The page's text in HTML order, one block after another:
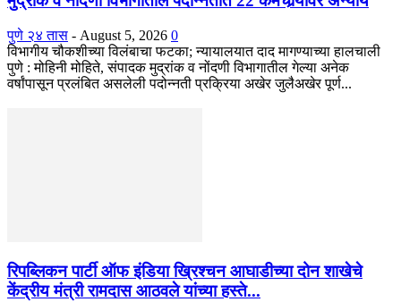
पुणे २४ तास - August 5, 2026 0
विभागीय चौकशीच्या विलंबाचा फटका; न्यायालयात दाद मागण्याच्या हालचाली
पुणे : मोहिनी मोहिते, संपादक मुद्रांक व नोंदणी विभागातील गेल्या अनेक
वर्षांपासून प्रलंबित असलेली पदोन्नती प्रक्रिया अखेर जुलैअखेर पूर्ण...
रिपब्लिकन पार्टी ऑफ इंडिया ख्रिश्चन आघाडीच्या दोन शाखेचे
केंद्रीय मंत्री रामदास आठवले यांच्या हस्ते...